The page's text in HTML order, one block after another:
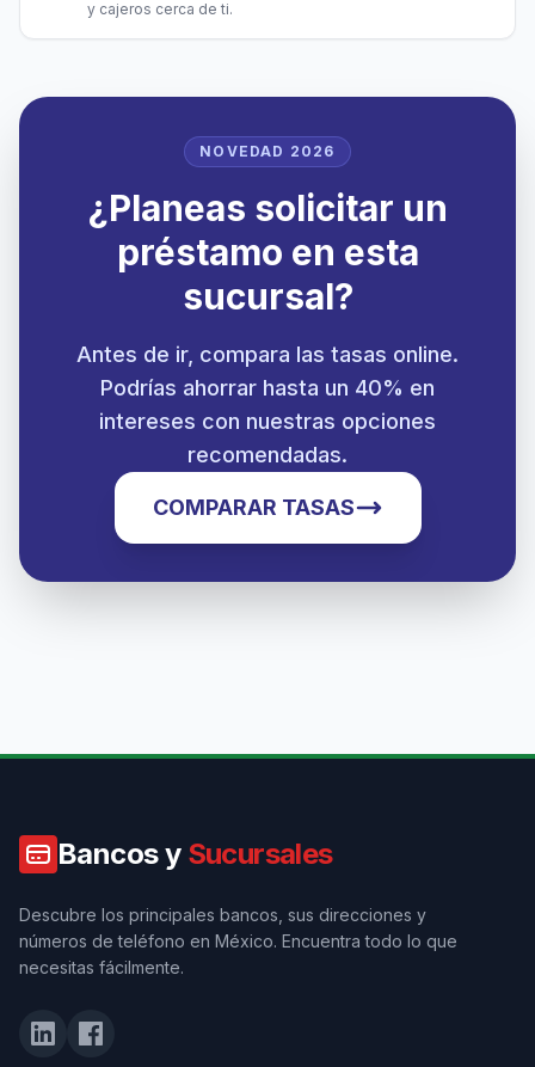
y cajeros cerca de ti.
NOVEDAD 2026
¿Planeas solicitar un
préstamo en esta
sucursal?
Antes de ir, compara las tasas online.
Podrías ahorrar hasta un 40% en
intereses con nuestras opciones
recomendadas.
COMPARAR TASAS
Bancos y Sucursales
Descubre los principales bancos, sus direcciones y
números de teléfono en México. Encuentra todo lo que
necesitas fácilmente.